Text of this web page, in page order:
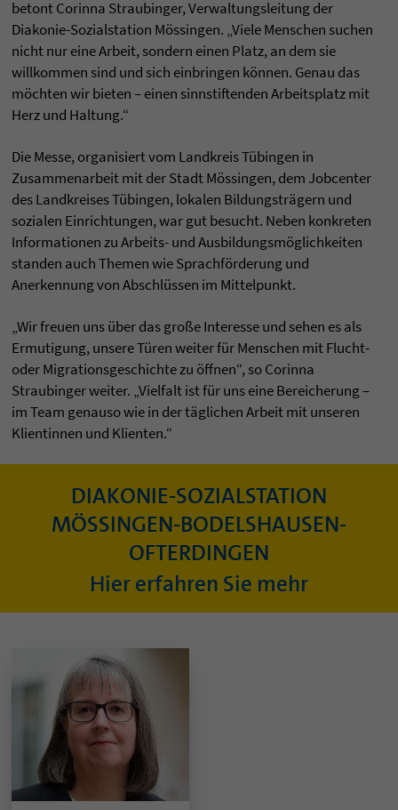
betont Corinna Straubinger, Verwaltungsleitung der
Diakonie-Sozialstation Mössingen. „Viele Menschen suchen
nicht nur eine Arbeit, sondern einen Platz, an dem sie
willkommen sind und sich einbringen können. Genau das
möchten wir bieten – einen sinnstiftenden Arbeitsplatz mit
Herz und Haltung.“
Die Messe, organisiert vom Landkreis Tübingen in
Zusammenarbeit mit der Stadt Mössingen, dem Jobcenter
des Landkreises Tübingen, lokalen Bildungsträgern und
sozialen Einrichtungen, war gut besucht. Neben konkreten
Informationen zu Arbeits- und Ausbildungsmöglichkeiten
standen auch Themen wie Sprachförderung und
Anerkennung von Abschlüssen im Mittelpunkt.
„Wir freuen uns über das große Interesse und sehen es als
Ermutigung, unsere Türen weiter für Menschen mit Flucht-
oder Migrationsgeschichte zu öffnen“, so Corinna
Straubinger weiter. „Vielfalt ist für uns eine Bereicherung –
im Team genauso wie in der täglichen Arbeit mit unseren
Klientinnen und Klienten.“
DIAKONIE-SOZIALSTATION
MÖSSINGEN-BODELSHAUSEN-
OFTERDINGEN
Hier erfahren Sie mehr